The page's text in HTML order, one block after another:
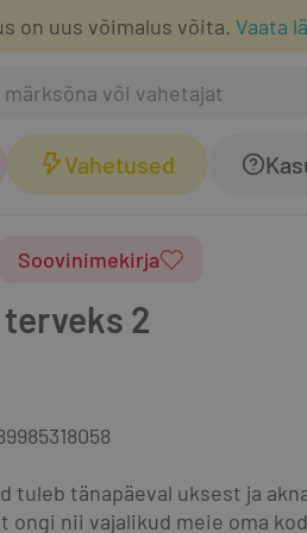
on uus võimalus võita. Vaata
Vahetused
2
Soovinimekirja
tänapäeval uksest ja
ongi nii vajalikud meie oma